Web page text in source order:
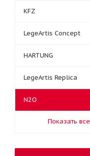
KFZ
LegeArtis Concept
HARTUNG
LegeArtis Replica
N2O
Показать все